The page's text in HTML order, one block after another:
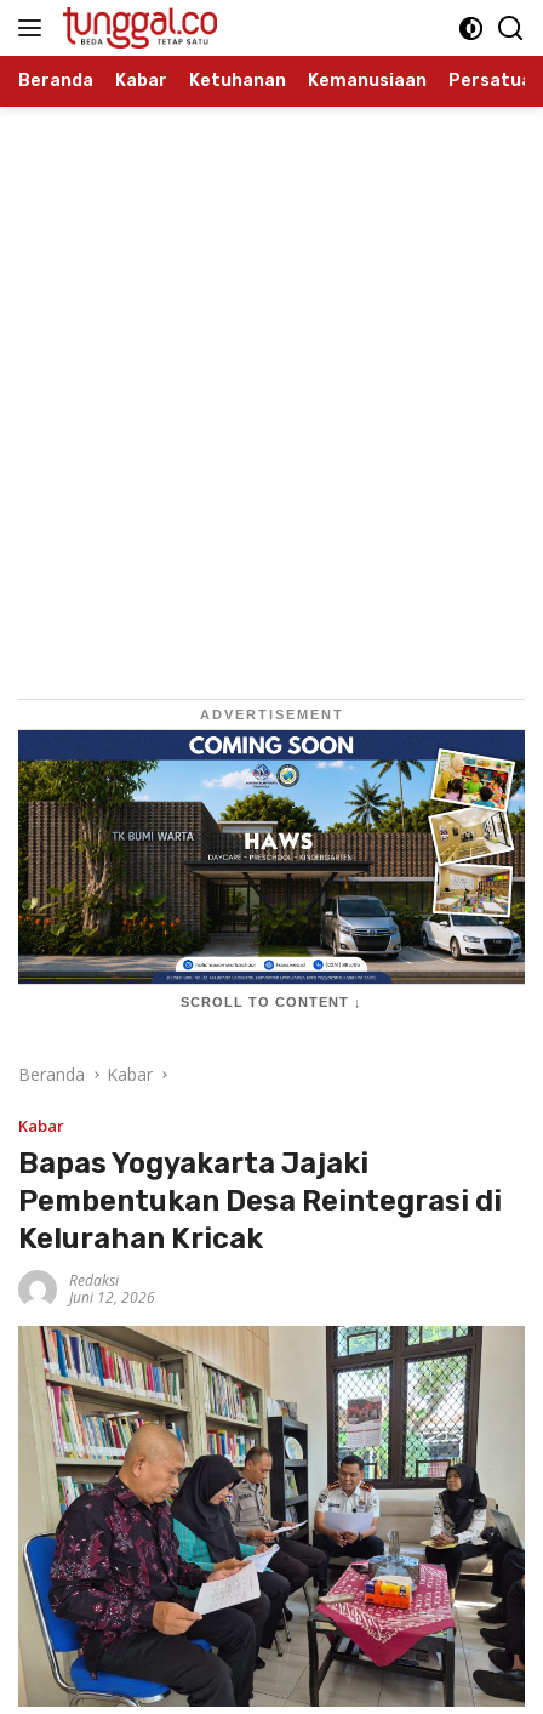
Langsung
Beranda Kabar Ketuhanan Kemanusiaan Persatuan
ADVERTISEMENT
SCROLL TO CONTENT ↓
Beranda Kabar
Kabar
Bapas Yogyakarta Jajaki
Pembentukan Desa Reintegrasi di
Kelurahan Kricak
Redaksi
Juni 12, 2026